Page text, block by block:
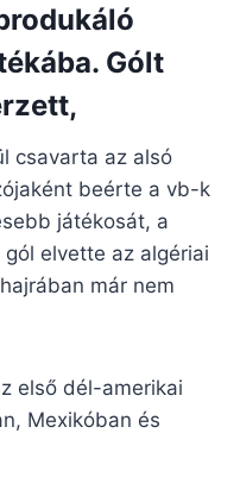
Gólt
csavarta az alsó
beérte a vb-k
játékosát, a
elvette az algériai
már nem
első dél-amerikai
Mexikóban és